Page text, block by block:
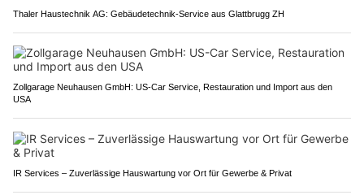
Thaler Haustechnik AG: Gebäudetechnik-Service aus Glattbrugg ZH
Zollgarage Neuhausen GmbH: US-Car Service, Restauration und Import aus den
USA
IR Services – Zuverlässige Hauswartung vor Ort für Gewerbe & Privat